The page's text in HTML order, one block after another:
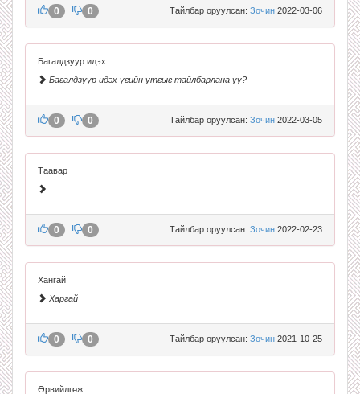
Тайлбар оруулсан: Зочин 2022-03-06
0 0
Багалдзуур идэх
Багалдзуур идэх үгийн утгыг тайлбарлана уу?
Тайлбар оруулсан: Зочин 2022-03-05
0 0
Таавар
Тайлбар оруулсан: Зочин 2022-02-23
0 0
Хангай
Харгай
Тайлбар оруулсан: Зочин 2021-10-25
0 0
Өрвийлгөж